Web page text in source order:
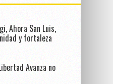
Ahora San Luis,
y fortaleza
Avanza no